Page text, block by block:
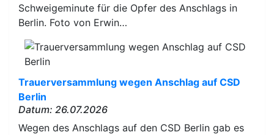
Schweigeminute für die Opfer des Anschlags in
Berlin. Foto von Erwin…
Trauerversammlung wegen Anschlag auf CSD
Berlin
Datum: 26.07.2026
Wegen des Anschlags auf den CSD Berlin gab es